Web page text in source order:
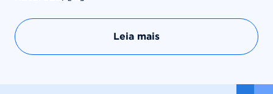
Leia mais